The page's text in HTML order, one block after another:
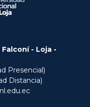
- Loja -
Presencial)
Distancia)